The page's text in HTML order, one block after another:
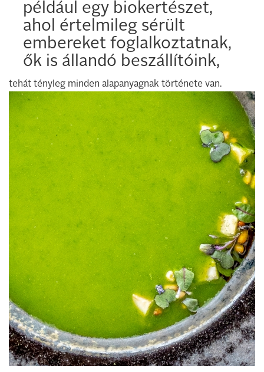
például egy biokertészet,
ahol értelmileg sérült
embereket foglalkoztatnak,
ők is állandó beszállítóink,
tehát tényleg minden alapanyagnak története van.